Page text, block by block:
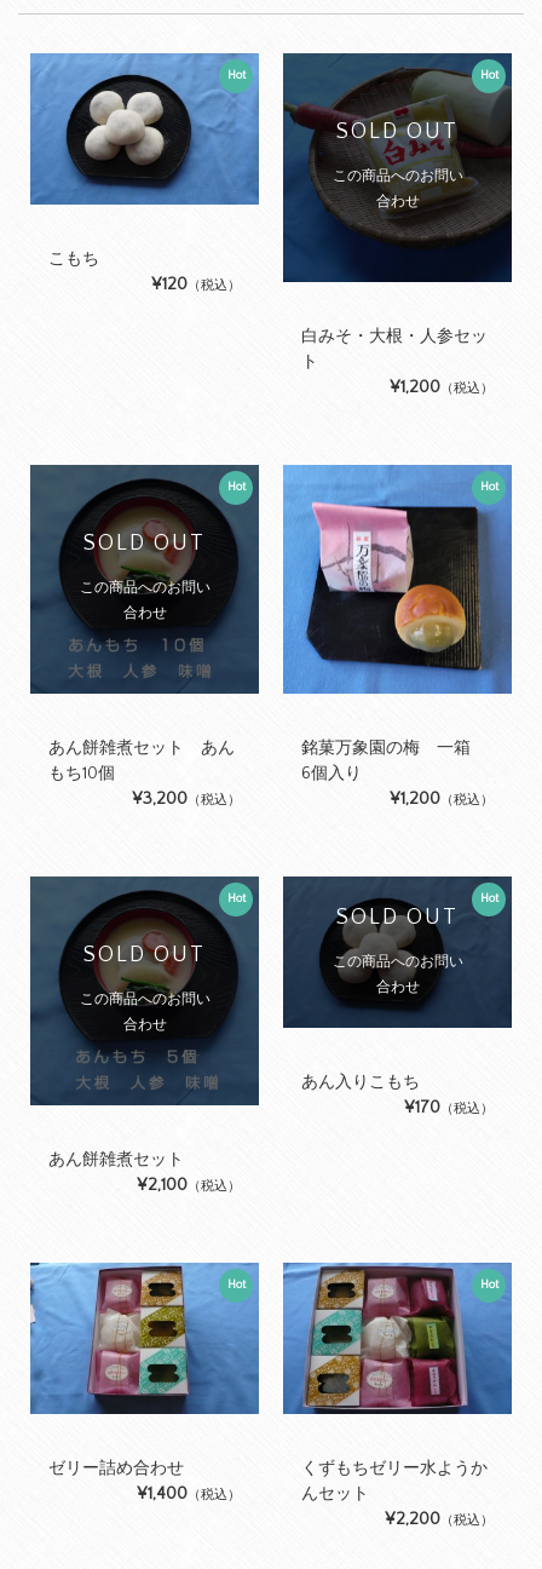
Hot
こもち
¥120 （税込）
SOLD OUT
この商品へのお問い
合わせ
Hot
白みそ・大根・人参セッ
ト
¥1,200 （税込）
SOLD OUT
この商品へのお問い
合わせ
Hot
あん餅雑煮セット あん
もち10個
¥3,200 （税込）
Hot
銘菓万象園の梅 一箱
6個入り
¥1,200 （税込）
SOLD OUT
この商品へのお問い
合わせ
Hot
あん餅雑煮セット
¥2,100 （税込）
SOLD OUT
この商品へのお問い
合わせ
Hot
あん入りこもち
¥170 （税込）
Hot
ゼリー詰め合わせ
¥1,400 （税込）
Hot
くずもちゼリー水ようか
んセット
¥2,200 （税込）